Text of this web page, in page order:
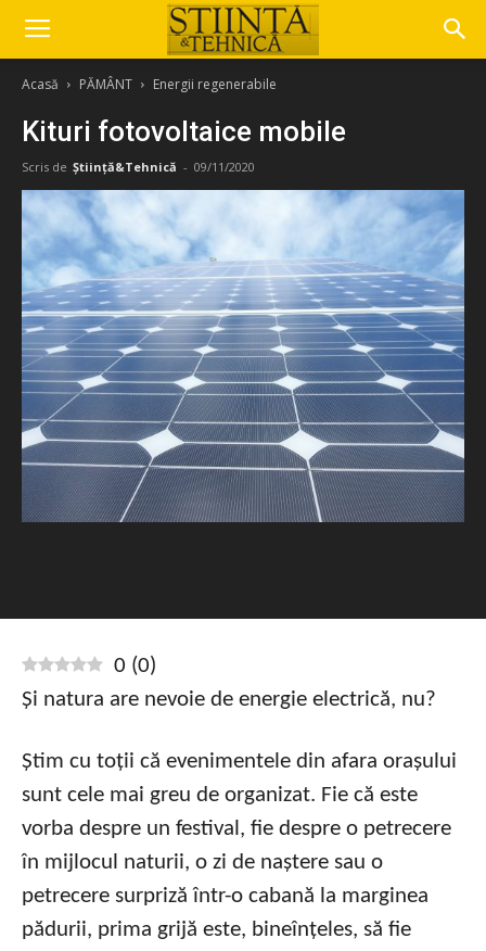
Acasă PĂMÂNT Energii regenerabile
Kituri fotovoltaice mobile
Scris de Știință&Tehnică - 09/11/2020
0 (0)
Și natura are nevoie de energie electrică, nu?
Știm cu toții că evenimentele din afara orașului
sunt cele mai greu de organizat. Fie că este
vorba despre un festival, fie despre o petrecere
în mijlocul naturii, o zi de naștere sau o
petrecere surpriză într-o cabană la marginea
pădurii, prima grijă este, bineînțeles, să fie